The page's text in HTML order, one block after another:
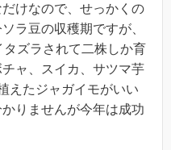
けなので、せっかくの
ラ豆の収穫期ですが、
ズラされて二株しか育
ャ、スイカ、サツマ芋
えたジャガイモがいい
りませんが今年は成功